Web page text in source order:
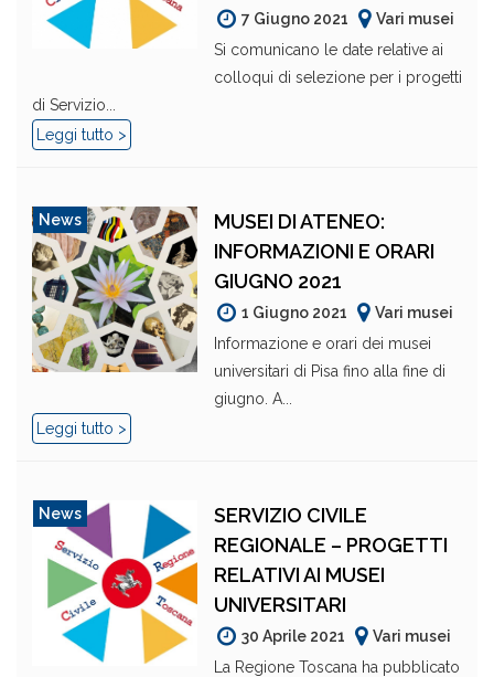
7 Giugno 2021
Vari musei
Si comunicano le date relative ai
colloqui di selezione per i progetti
di Servizio...
Leggi tutto >
News
MUSEI DI ATENEO:
INFORMAZIONI E ORARI
GIUGNO 2021
1 Giugno 2021
Vari musei
Informazione e orari dei musei
universitari di Pisa fino alla fine di
giugno. A...
Leggi tutto >
News
SERVIZIO CIVILE
REGIONALE – PROGETTI
RELATIVI AI MUSEI
UNIVERSITARI
30 Aprile 2021
Vari musei
La Regione Toscana ha pubblicato